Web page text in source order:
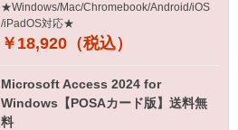
★Windows/Mac/Chromebook/Android/iOS
/iPadOS対応★
￥18,920（税込）
Microsoft Access 2024 for
Windows【POSAカード版】送料無
料